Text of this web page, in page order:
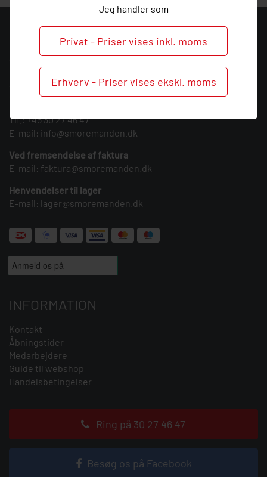
Jeg handler som
Privat - Priser vises inkl. moms
Erhverv - Priser vises ekskl. moms
KONTAKT
Smøremanden A/S
CVR: 39683717
Søndergården 3
9640 Farsø
Tlf.:+45 30 27 46 47
E-mail: info@smoremanden.dk
Ved fremsendelse af faktura
E-mail: faktura@smoremanden.dk
Henvendelser til lager
E-mail: lager@smoremanden.dk
INFORMATION
Kontakt
Åbningstider
Medarbejdere
Guide til webshop
Handelsbetingelser
Ring på 30 27 46 47
Besøg os på Facebook